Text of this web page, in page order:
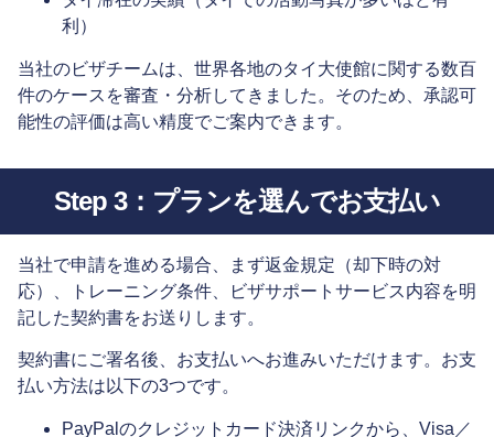
利）
当社のビザチームは、世界各地のタイ大使館に関する数百
件のケースを審査・分析してきました。そのため、承認可
能性の評価は高い精度でご案内できます。
Step 3：プランを選んでお支払い
当社で申請を進める場合、まず返金規定（却下時の対
応）、トレーニング条件、ビザサポートサービス内容を明
記した契約書をお送りします。
契約書にご署名後、お支払いへお進みいただけます。お支
払い方法は以下の3つです。
PayPalのクレジットカード決済リンクから、Visa／